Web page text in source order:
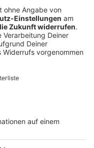
hatte.
anderen
von der Charité
zur Methodik
von seriöser